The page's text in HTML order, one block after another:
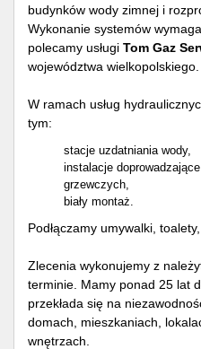
budynków wody zimnej i
Wykonanie systemów
polecamy usługi Tom Gaz
województwa wielkopolskiego.
W ramach usług
tym:
stacje uzdatniania wody,
instalacje
grzewczych,
biały montaż.
Podłączamy umywalki,
Zlecenia wykonujemy z
terminie. Mamy ponad 25 lat
przekłada się na
domach, mieszkaniach,
wnętrzach.